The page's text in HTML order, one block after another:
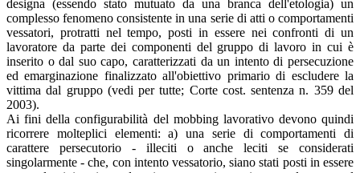
designa (essendo stato mutuato da una branca dell'etologia) un
complesso fenomeno consistente in una serie di atti o comportamenti
vessatori, protratti nel tempo, posti in essere nei confronti di un
lavoratore da parte dei componenti del gruppo di lavoro in cui è
inserito o dal suo capo, caratterizzati da un intento di persecuzione
ed emarginazione finalizzato all'obiettivo primario di escludere la
vittima dal gruppo (vedi per tutte; Corte cost. sentenza n. 359 del
2003).
Ai fini della configurabilità del mobbing lavorativo devono quindi
ricorrere molteplici elementi: a) una serie di comportamenti di
carattere persecutorio - illeciti o anche leciti se considerati
singolarmente - che, con intento vessatorio, siano stati posti in essere